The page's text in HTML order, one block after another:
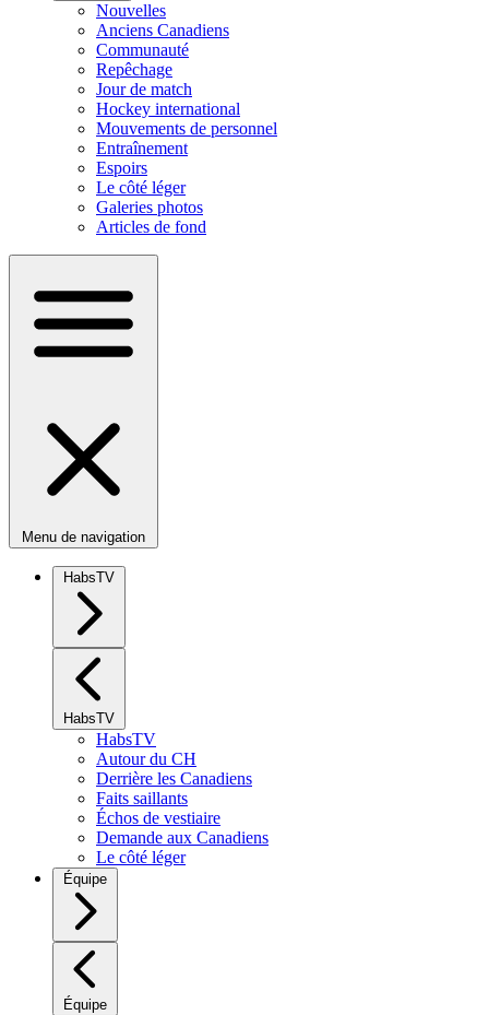
Nouvelles
Anciens Canadiens
Communauté
Repêchage
Jour de match
Hockey international
Mouvements de personnel
Entraînement
Espoirs
Le côté léger
Galeries photos
Articles de fond
Menu de navigation
HabsTV
HabsTV
HabsTV
Autour du CH
Derrière les Canadiens
Faits saillants
Échos de vestiaire
Demande aux Canadiens
Le côté léger
Équipe
Équipe